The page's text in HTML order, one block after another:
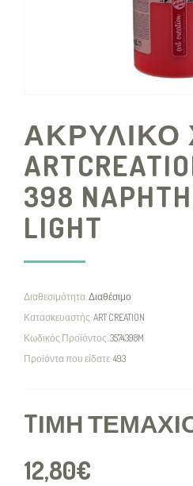
398
LIGHT
Διαθεσιμότητα:Διαθέσιμο
Κατασκευαστής:ART CREATION
Κωδικός Προϊόντος:3574398M
Προϊόντα που είδατε:493
TΙΜΉ
12,80€